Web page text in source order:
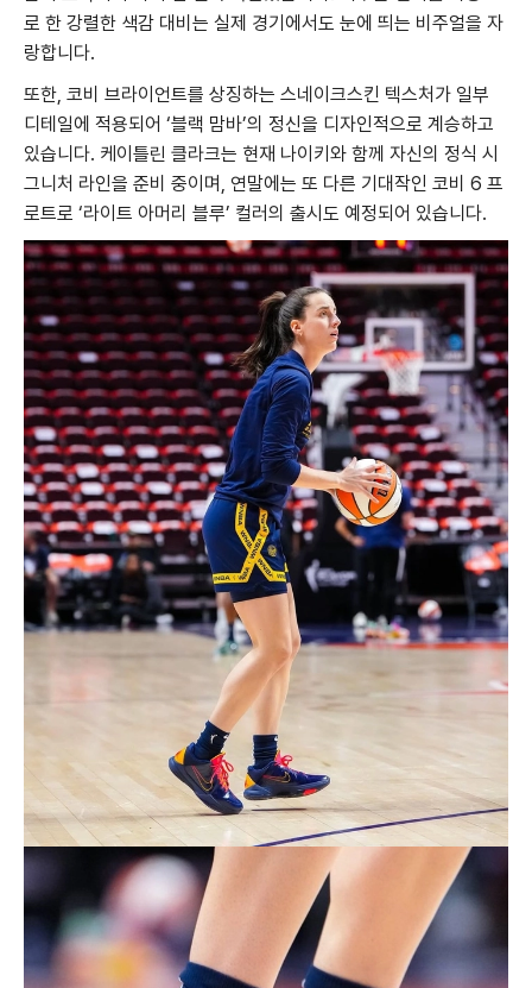
로 한 강렬한 색감 대비는 실제 경기에서도 눈에 띄는 비주얼을 자
랑합니다.
또한, 코비 브라이언트를 상징하는 스네이크스킨 텍스처가 일부
디테일에 적용되어 ‘블랙 맘바’의 정신을 디자인적으로 계승하고
있습니다. 케이틀린 클라크는 현재 나이키와 함께 자신의 정식 시
그니처 라인을 준비 중이며, 연말에는 또 다른 기대작인 코비 6 프
로트로 ‘라이트 아머리 블루’ 컬러의 출시도 예정되어 있습니다.